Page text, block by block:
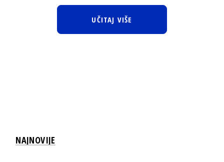
UČITAJ VIŠE
NAJNOVIJE